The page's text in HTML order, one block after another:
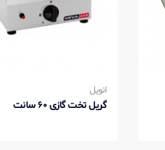
انویل
گریل تخت گازی 60 سانت